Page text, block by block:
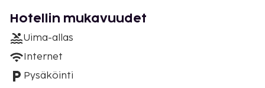
Hotellin mukavuudet
Uima-allas
Internet
Pysäköinti